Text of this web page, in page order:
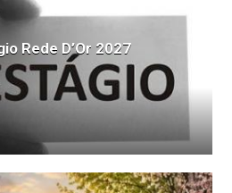
Rede D’Or 2027